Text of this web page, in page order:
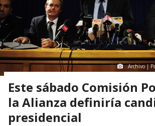
Archivo |
Este sábado Comisión
la Alianza definiría
presidencial